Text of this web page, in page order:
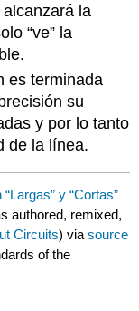
alcanzará la
“ve” la
es terminada
su
y por lo tanto
de la línea.
y “Cortas”
authored, remixed,
Circuits) viasource
of the